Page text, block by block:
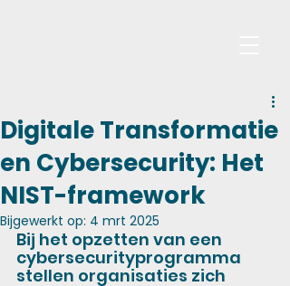
Digitale Transformatie
en Cybersecurity: Het
NIST-framework
Bijgewerkt op: 4 mrt 2025
Bij het opzetten van een
cybersecurityprogramma
stellen organisaties zich